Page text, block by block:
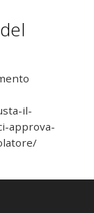
il-
approva-